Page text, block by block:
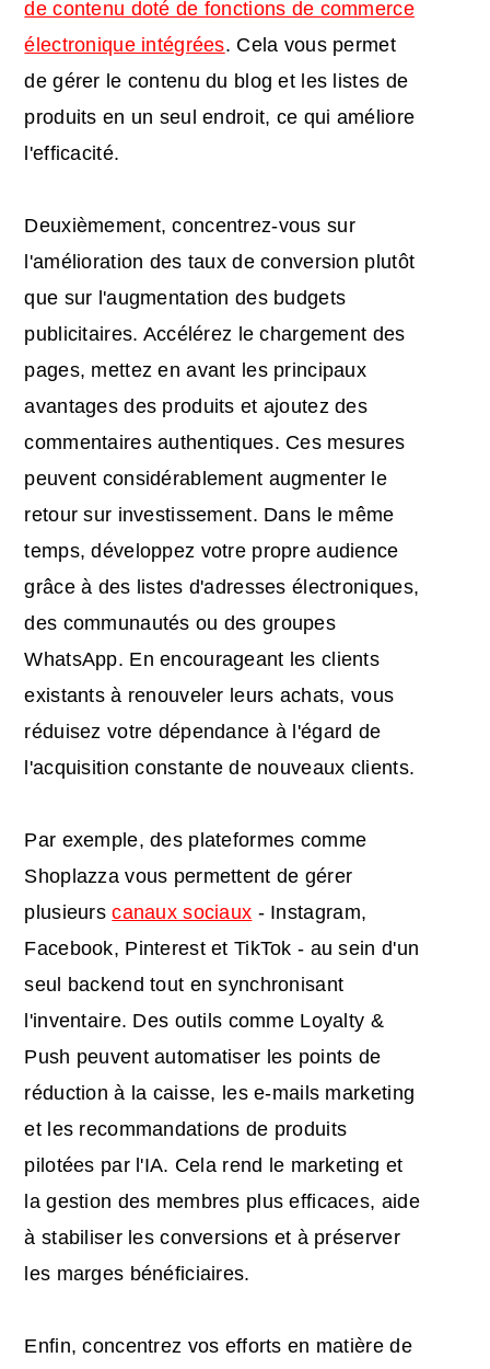
de contenu doté de fonctions de commerce
électronique intégrées. Cela vous permet
de gérer le contenu du blog et les listes de
produits en un seul endroit, ce qui améliore
l'efficacité.
Deuxièmement, concentrez-vous sur
l'amélioration des taux de conversion plutôt
que sur l'augmentation des budgets
publicitaires. Accélérez le chargement des
pages, mettez en avant les principaux
avantages des produits et ajoutez des
commentaires authentiques. Ces mesures
peuvent considérablement augmenter le
retour sur investissement. Dans le même
temps, développez votre propre audience
grâce à des listes d'adresses électroniques,
des communautés ou des groupes
WhatsApp. En encourageant les clients
existants à renouveler leurs achats, vous
réduisez votre dépendance à l'égard de
l'acquisition constante de nouveaux clients.
Par exemple, des plateformes comme
Shoplazza vous permettent de gérer
plusieurscanaux sociaux - Instagram,
Facebook, Pinterest et TikTok - au sein d'un
seul backend tout en synchronisant
l'inventaire. Des outils comme Loyalty &
Push peuvent automatiser les points de
réduction à la caisse, les e-mails marketing
et les recommandations de produits
pilotées par l'IA. Cela rend le marketing et
la gestion des membres plus efficaces, aide
à stabiliser les conversions et à préserver
les marges bénéficiaires.
Enfin, concentrez vos efforts en matière de